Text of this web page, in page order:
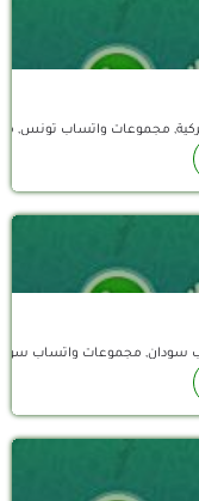
مجموعات
سودان, مجموعات واتساب